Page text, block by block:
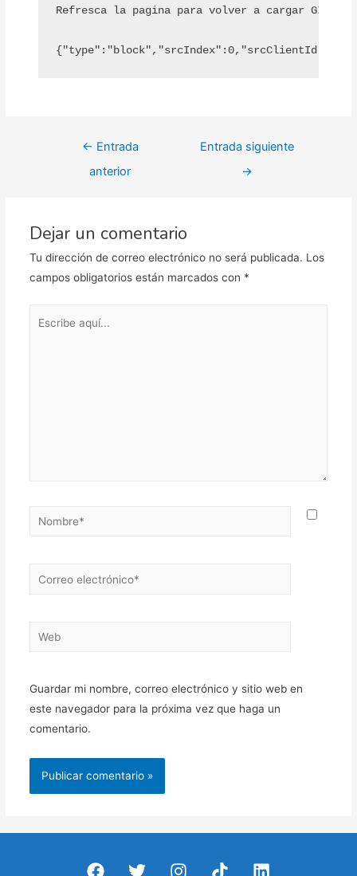
Refresca la pagina para volver a cargar GIF,
Navegación
← Entrada
anterior
Entrada siguiente
→
Dejar un comentario
Tu dirección de correo electrónico no será publicada. Los
campos obligatorios están marcados con *
Nombre*
Correo
Web
Guardar mi nombre, correo electrónico y sitio web en
este navegador para la próxima vez que haga un
comentario.